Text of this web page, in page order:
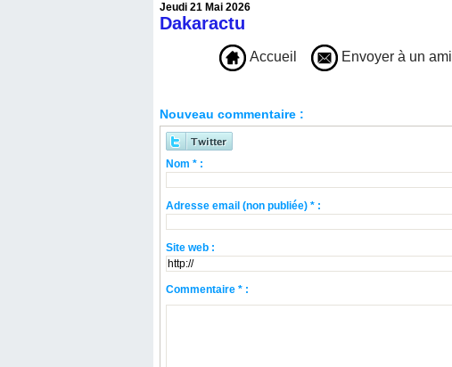
Jeudi 21 Mai 2026
Dakaractu
Accueil Envoyer à un ami
Nouveau commentaire :
Nom * :
Adresse email (non publiée) * :
Site web :
Commentaire * :